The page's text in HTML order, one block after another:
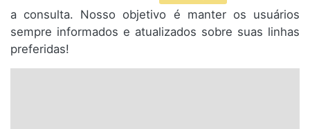
a consulta. Nosso objetivo é manter os usuários
sempre informados e atualizados sobre suas linhas
preferidas!